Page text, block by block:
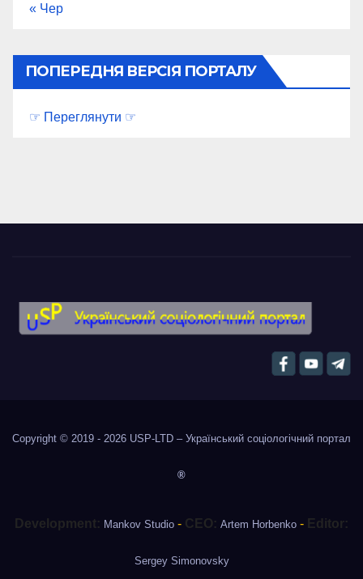
« Чер
ПОПЕРЕДНЯ ВЕРСІЯ ПОРТАЛУ
☞ Переглянути ☞
Copyright © 2019 - 2026 USP-LTD – Український соціологічний портал
®
Development: Mankov Studio - CEO: Artem Horbenko - Editor:
Sergey Simonovsky